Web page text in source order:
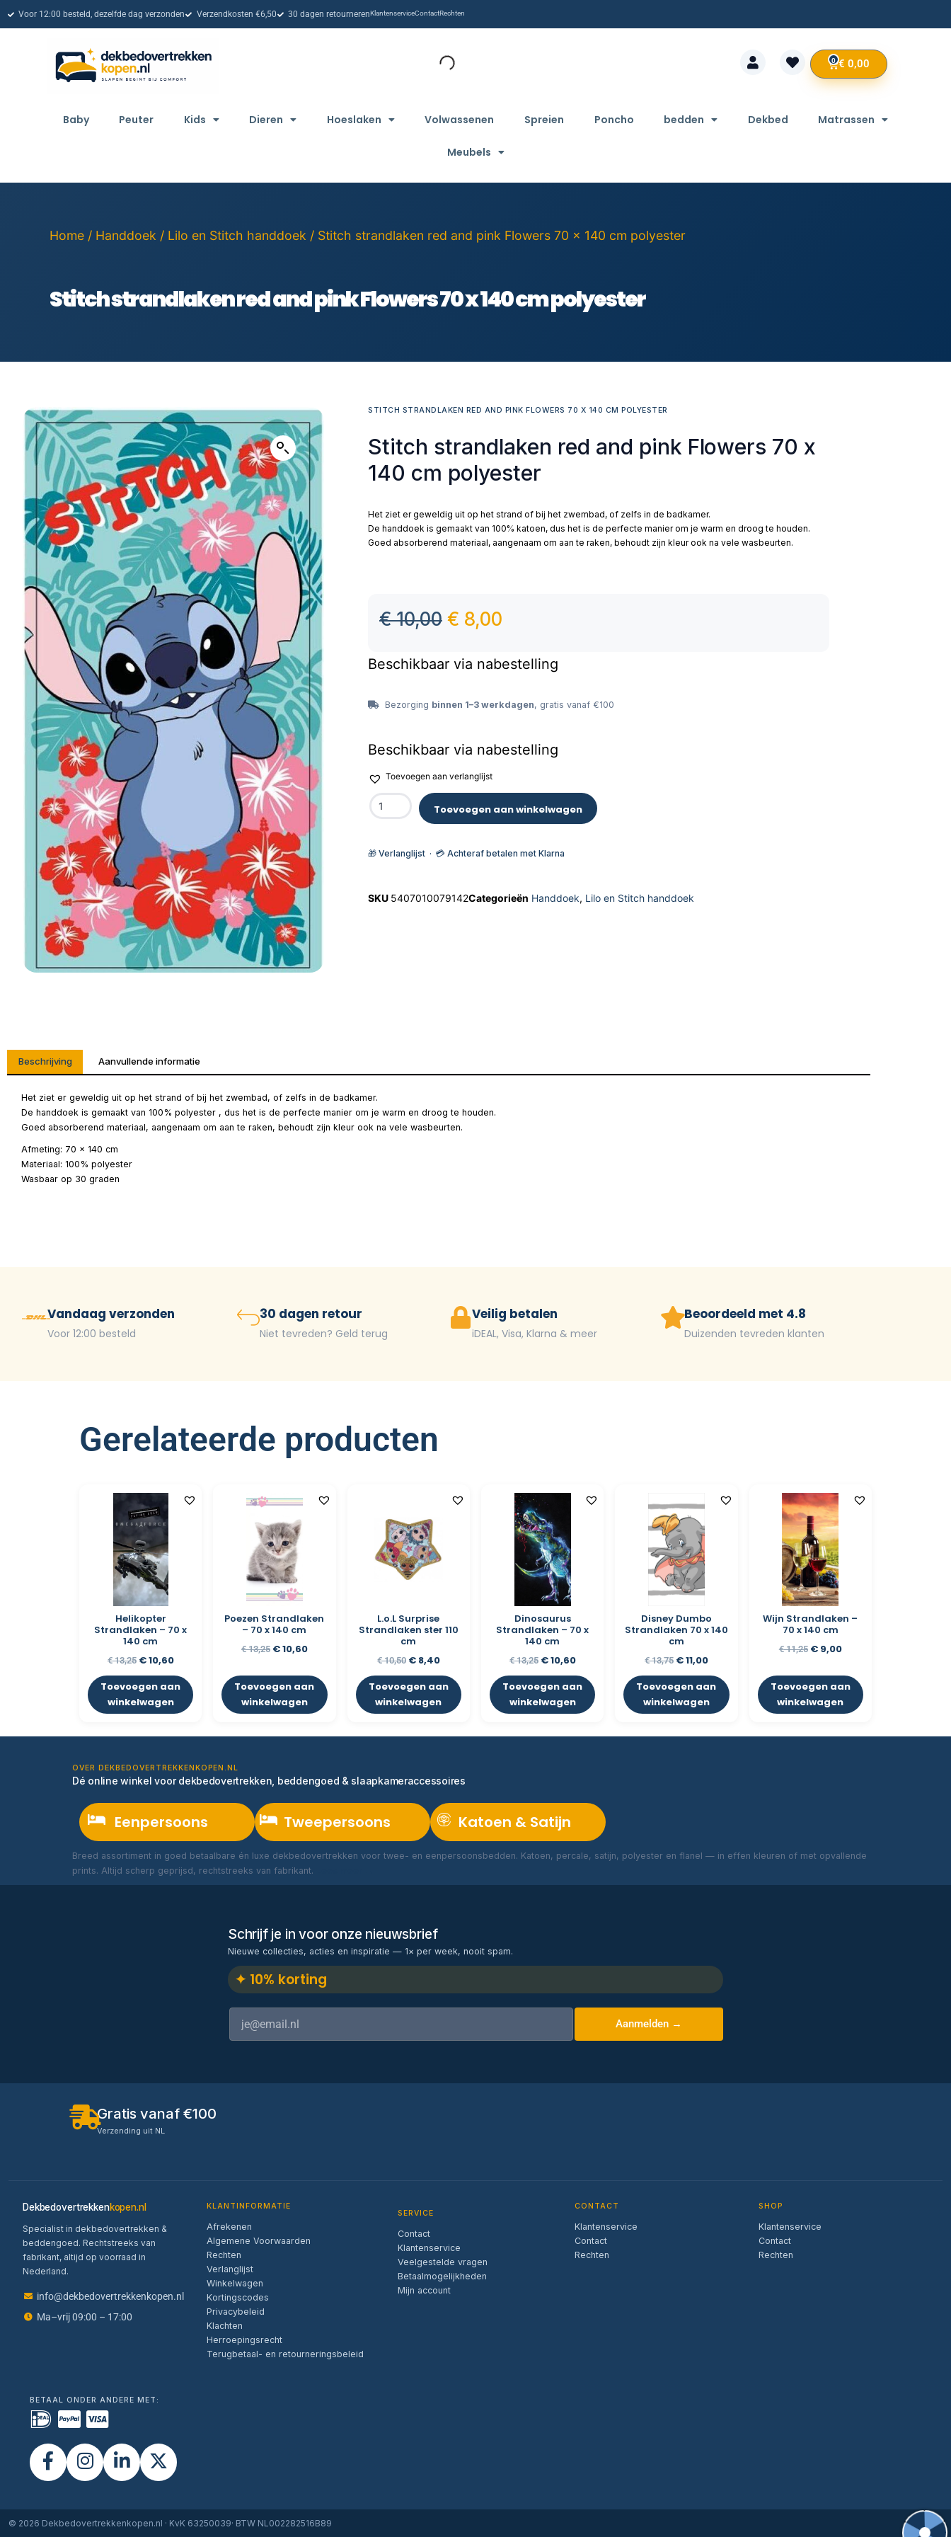
Voor 12:00 besteld, dezelfde dag verzonden Verzendkosten €6,50 30 dagen retournerenKlantenserviceContactRechten
€ 0,00
0
Baby Peuter Kids Dieren Hoeslaken Volwassenen Spreien Poncho bedden Dekbed Matrassen
Meubels
Home / Handdoek / Lilo en Stitch handdoek / Stitch strandlaken red and pink Flowers 70 x 140 cm polyester
Stitch strandlaken red and pink Flowers 70 x 140 cm polyester
STITCH STRANDLAKEN RED AND PINK FLOWERS 70 X 140 CM POLYESTER
Stitch strandlaken red and pink Flowers 70 x
140 cm polyester
Het ziet er geweldig uit op het strand of bij het zwembad, of zelfs in de badkamer.
De handdoek is gemaakt van 100% katoen, dus het is de perfecte manier om je warm en droog te houden.
Goed absorberend materiaal, aangenaam om aan te raken, behoudt zijn kleur ook na vele wasbeurten.
€10,00 € 8,00
Beschikbaar via nabestelling
Bezorging binnen 1–3 werkdagen, gratis vanaf €100
Beschikbaar via nabestelling
Toevoegen aan verlanglijst
Toevoegen aan winkelwagen
🎁 Verlanglijst · 💳 Achteraf betalen met Klarna
SKU 5407010079142Categorieën Handdoek, Lilo en Stitch handdoek
Beschrijving Aanvullende informatie
Het ziet er geweldig uit op het strand of bij het zwembad, of zelfs in de badkamer.
De handdoek is gemaakt van 100% polyester , dus het is de perfecte manier om je warm en droog te houden.
Goed absorberend materiaal, aangenaam om aan te raken, behoudt zijn kleur ook na vele wasbeurten.
Afmeting: 70 x 140 cm
Materiaal: 100% polyester
Wasbaar op 30 graden
Vandaag verzonden
Voor 12:00 besteld
30 dagen retour
Niet tevreden? Geld terug
Veilig betalen
iDEAL, Visa, Klarna & meer
Beoordeeld met 4.8
Duizenden tevreden klanten
Gerelateerde producten
Helikopter
Strandlaken – 70 x
140 cm
€13,25 €10,60
Toevoegen aan
winkelwagen
Poezen Strandlaken
– 70 x 140 cm
€13,25 €10,60
Toevoegen aan
winkelwagen
L.o.L Surprise
Strandlaken ster 110
cm
€10,50 €8,40
Toevoegen aan
winkelwagen
Dinosaurus
Strandlaken – 70 x
140 cm
€13,25 €10,60
Toevoegen aan
winkelwagen
Disney Dumbo
Strandlaken 70 x 140
cm
€13,75 €11,00
Toevoegen aan
winkelwagen
Wijn Strandlaken –
70 x 140 cm
€11,25 €9,00
Toevoegen aan
winkelwagen
OVER DEKBEDOVERTREKKENKOPEN.NL
Dé online winkel voor dekbedovertrekken, beddengoed & slaapkameraccessoires
Eenpersoons Tweepersoons Katoen & Satijn
Breed assortiment in goed betaalbare én luxe dekbedovertrekken voor twee- en eenpersoonsbedden. Katoen, percale, satijn, polyester en flanel — in effen kleuren of met opvallende
prints. Altijd scherp geprijsd, rechtstreeks van fabrikant.
Schrijf je in voor onze nieuwsbrief
Nieuwe collecties, acties en inspiratie — 1× per week, nooit spam.
✦ 10% korting
Aanmelden →
Gratis vanaf €100
Verzending uit NL
Dekbedovertrekkenkopen.nl
Specialist in dekbedovertrekken &
beddengoed. Rechtstreeks van
fabrikant, altijd op voorraad in
Nederland.
info@dekbedovertrekkenkopen.nl
Ma–vrij 09:00 – 17:00
KLANTINFORMATIE
Afrekenen
Algemene Voorwaarden
Rechten
Verlanglijst
Winkelwagen
Kortingscodes
Privacybeleid
Klachten
Herroepingsrecht
Terugbetaal- en retourneringsbeleid
SERVICE
Contact
Klantenservice
Veelgestelde vragen
Betaalmogelijkheden
Mijn account
CONTACT
Klantenservice
Contact
Rechten
SHOP
Klantenservice
Contact
Rechten
BETAAL ONDER ANDERE MET:
© 2026 Dekbedovertrekkenkopen.nl · KvK 63250039· BTW NL002282516B89